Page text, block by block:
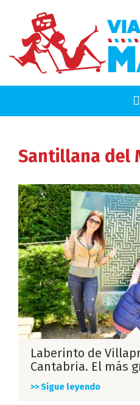
Santillana del
Laberinto de
Cantabria. El más
>> Sigue leyendo